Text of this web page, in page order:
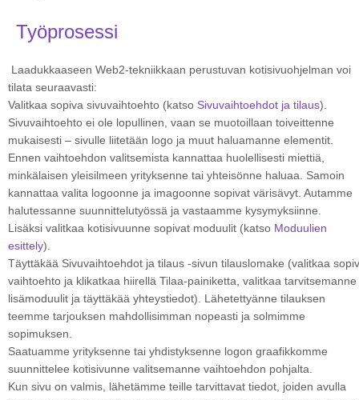
Työprosessi
Laadukkaaseen Web2-tekniikkaan perustuvan kotisivuohjelman voi
tilata seuraavasti:
Valitkaa sopiva sivuvaihtoehto (katso Sivuvaihtoehdot ja tilaus).
Sivuvaihtoehto ei ole lopullinen, vaan se muotoillaan toiveittenne
mukaisesti – sivulle liitetään logo ja muut haluamanne elementit.
Ennen vaihtoehdon valitsemista kannattaa huolellisesti miettiä,
minkälaisen yleisilmeen yrityksenne tai yhteisönne haluaa. Samoin
kannattaa valita logoonne ja imagoonne sopivat värisävyt. Autamme
halutessanne suunnittelutyössä ja vastaamme kysymyksiinne.
Lisäksi valitkaa kotisivuunne sopivat moduulit (katso Moduulien
esittely).
Täyttäkää Sivuvaihtoehdot ja tilaus -sivun tilauslomake (valitkaa
vaihtoehto ja klikatkaa hiirellä Tilaa-painiketta, valitkaa tarvitsemanne
lisämoduulit ja täyttäkää yhteystiedot). Lähetettyänne tilauksen
teemme tarjouksen mahdollisimman nopeasti ja solmimme
sopimuksen.
Saatuamme yrityksenne tai yhdistyksenne logon graafikkomme
suunnittelee kotisivunne valitsemanne vaihtoehdon pohjalta.
Kun sivu on valmis, lähetämme teille tarvittavat tiedot, joiden avulla